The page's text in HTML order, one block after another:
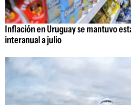
Inflación en Uruguay se mantuvo
interanual a julio